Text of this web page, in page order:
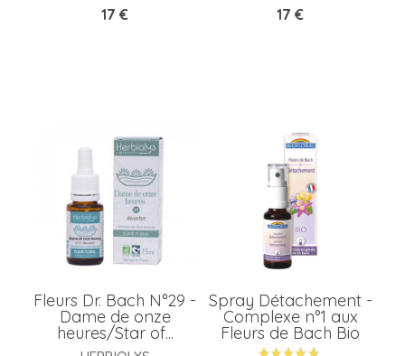
Prix
17 € Prix
17 €
Fleurs Dr. Bach N°29 -
Dame de onze
heures/Star of...
Spray Détachement -
Complexe n°1 aux
Fleurs de Bach Bio